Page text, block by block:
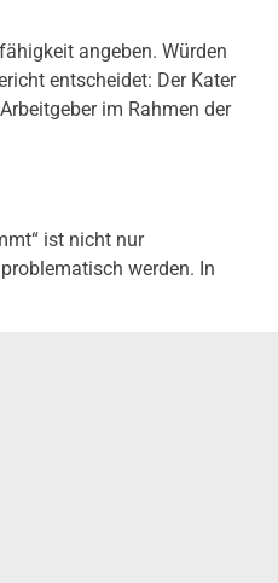
angeben. Würden
entscheidet: Der Kater
im Rahmen der
ist nicht nur
werden. In